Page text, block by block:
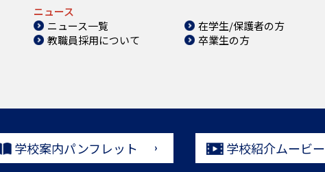
ニュース
ニュース一覧
教職員採用について
在学生/保護者の方
卒業生の方
学校案内パンフレット 学校紹介ムービー